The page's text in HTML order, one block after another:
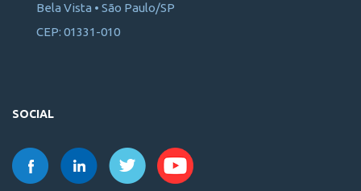
Bela Vista • São Paulo/SP
CEP: 01331-010
SOCIAL